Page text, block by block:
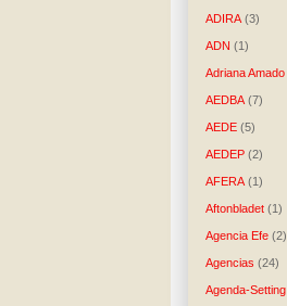
ADIRA (3)
ADN (1)
Adriana Amado
AEDBA (7)
AEDE (5)
AEDEP (2)
AFERA (1)
Aftonbladet (1)
Agencia Efe (2)
Agencias (24)
Agenda-Setting